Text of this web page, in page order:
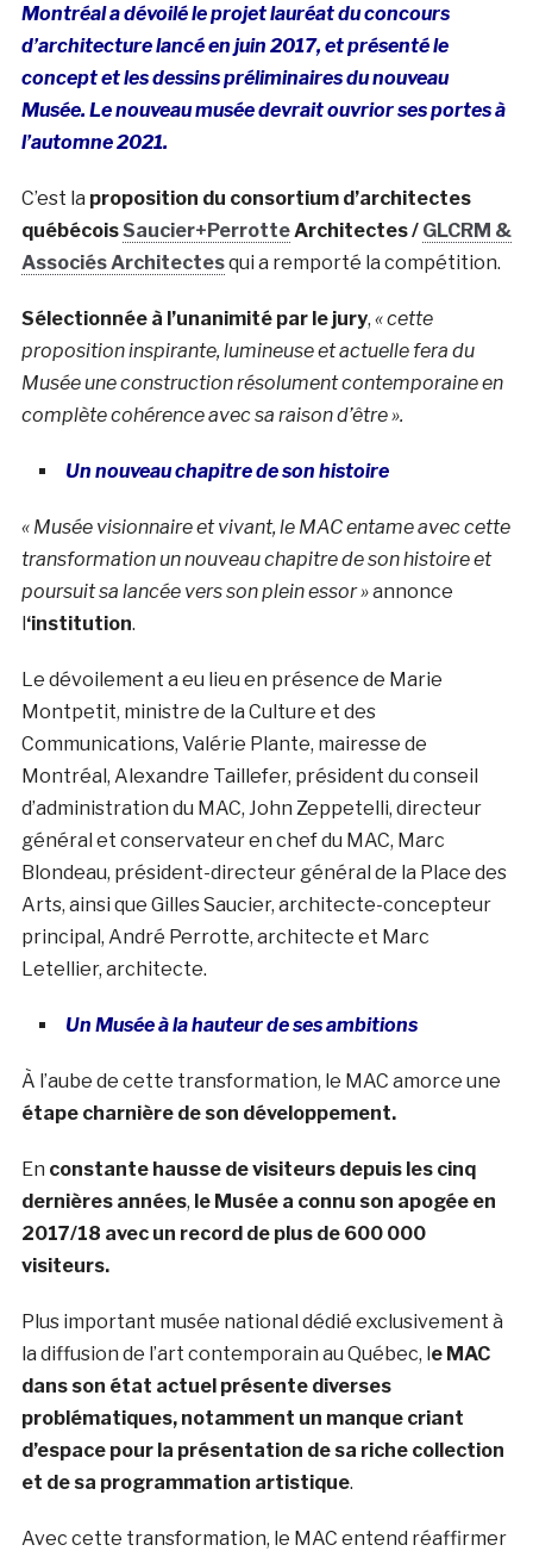
Montréal a dévoilé le projet lauréat du concours
d’architecture lancé en juin 2017, et présenté le
concept et les dessins préliminaires du nouveau
Musée. Le nouveau musée devrait ouvrior ses portes à
l’automne 2021.
C’est la proposition du consortium d’architectes
québécoisSaucier+PerrotteArchitectes / GLCRM &
Associés Architectesqui a remporté la compétition.
Sélectionnée à l’unanimité par le jury, « cette
proposition inspirante, lumineuse et actuelle fera du
Musée une construction résolument contemporaine en
complète cohérence avec sa raison d’être ».
Un nouveau chapitre de son histoire
« Musée visionnaire et vivant, le MAC entame avec cette
transformation un nouveau chapitre de son histoire et
poursuit sa lancée vers son plein essor »annonce
l‘institution.
Le dévoilement a eu lieu en présence de Marie
Montpetit, ministre de la Culture et des
Communications, Valérie Plante, mairesse de
Montréal, Alexandre Taillefer, président du conseil
d’administration du MAC, John Zeppetelli, directeur
général et conservateur en chef du MAC, Marc
Blondeau, président-directeur général de la Place des
Arts, ainsi que Gilles Saucier, architecte-concepteur
principal, André Perrotte, architecte et Marc
Letellier, architecte.
Un Musée à la hauteur de ses ambitions
À l’aube de cette transformation, le MAC amorce une
étape charnière de son développement.
En constante hausse de visiteurs depuis les cinq
dernières années, le Musée a connu son apogée en
2017/18 avec un record de plus de 600 000
visiteurs.
Plus important musée national dédié exclusivement à
la diffusion de l’art contemporain au Québec, le MAC
dans son état actuel présente diverses
problématiques, notamment un manque criant
d’espace pour la présentation de sa riche collection
et de sa programmation artistique.
Avec cette transformation, le MAC entend réaffirmer